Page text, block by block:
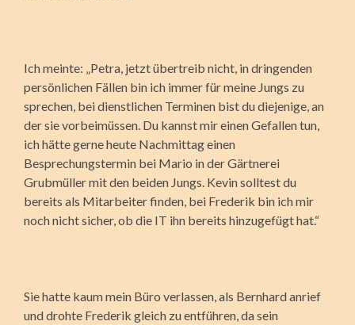
Ich meinte: „Petra, jetzt übertreib nicht, in dringenden
persönlichen Fällen bin ich immer für meine Jungs zu
sprechen, bei dienstlichen Terminen bist du diejenige, an
der sie vorbeimüssen. Du kannst mir einen Gefallen tun,
ich hätte gerne heute Nachmittag einen
Besprechungstermin bei Mario in der Gärtnerei
Grubmüller mit den beiden Jungs. Kevin solltest du
bereits als Mitarbeiter finden, bei Frederik bin ich mir
noch nicht sicher, ob die IT ihn bereits hinzugefügt hat.“
Sie hatte kaum mein Büro verlassen, als Bernhard anrief
und drohte Frederik gleich zu entführen, da sein